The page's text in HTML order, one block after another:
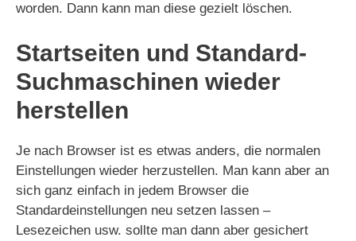
worden. Dann kann man diese gezielt löschen.
Startseiten und Standard-
Suchmaschinen wieder
herstellen
Je nach Browser ist es etwas anders, die normalen
Einstellungen wieder herzustellen. Man kann aber an
sich ganz einfach in jedem Browser die
Standardeinstellungen neu setzen lassen –
Lesezeichen usw. sollte man dann aber gesichert